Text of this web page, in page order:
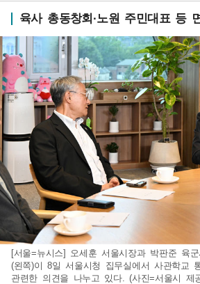
육사 총동창회·노원 주민대표 등
[서울=뉴시스] 오세훈 서울시장과 박판준 육
(왼쪽)이 8일 서울시청 집무실에서 사관학교
관련한 의견을 나누고 있다. (사진=서울시 제